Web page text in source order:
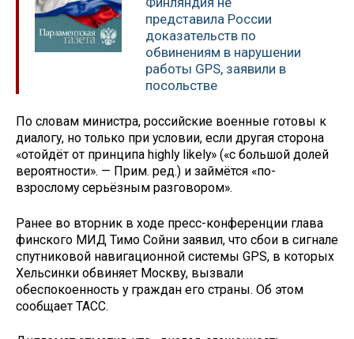
представила России
доказательств по
обвинениям в нарушении
работы GPS, заявили в
посольстве
По словам министра, российские военные готовы к
диалогу, но только при условии, если другая сторона
«отойдёт от принципа highly likely» («с большой долей
вероятности». — Прим. ред.) и займётся «по-
взрослому серьёзным разговором».
Ранее во вторник в ходе пресс-конференции глава
финского МИД Тимо Сойни заявил, что сбои в сигнале
спутниковой навигационной системы GPS, в которых
Хельсинки обвиняет Москву, вызвали
обеспокоенность у граждан его страны. Об этом
сообщает ТАСС.